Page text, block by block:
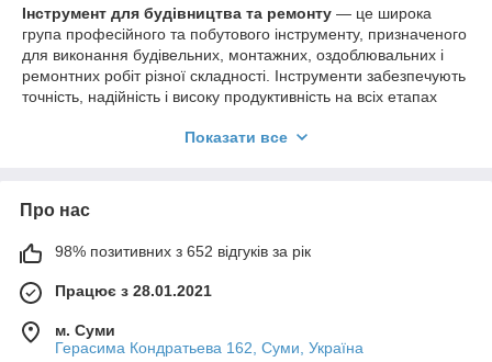
Інструмент для будівництва та ремонту — це широка
група професійного та побутового інструменту, призначеного
для виконання будівельних, монтажних, оздоблювальних і
ремонтних робіт різної складності. Інструменти забезпечують
точність, надійність і високу продуктивність на всіх етапах
ручний інструмент
вимірювальні та розмічальні інструменти
Інструмент призначений для роботи з бетоном, цеглою,
Показати все
Про нас
98% позитивних з 652 відгуків за рік
Працює з 28.01.2021
м. Суми
Герасима Кондратьева 162, Суми, Україна